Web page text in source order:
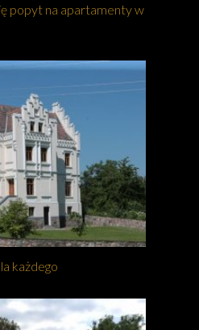
popyt na apartamenty w
każdego